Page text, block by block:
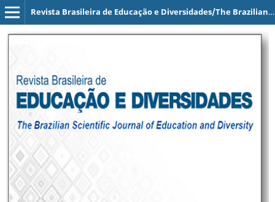
Revista Brasileira de Educação e Diversidades/The Brazilian Scientific Journal of Education and Diversity